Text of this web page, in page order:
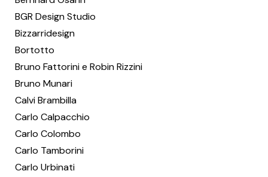
BGR Design Studio
Bizzarridesign
Bortotto
Bruno Fattorini e Robin Rizzini
Bruno Munari
Calvi Brambilla
Carlo Calpacchio
Carlo Colombo
Carlo Tamborini
Carlo Urbinati